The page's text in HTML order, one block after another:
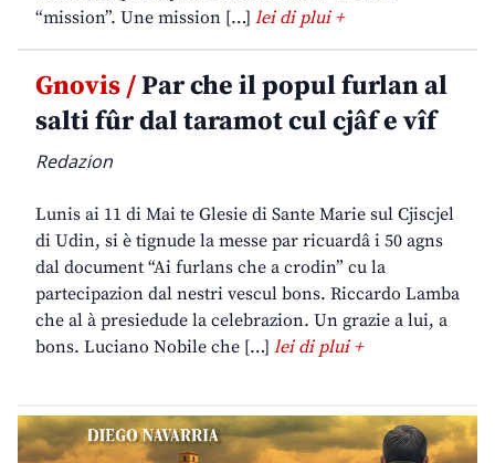
“mission”. Une mission […] lei di plui +
Gnovis /Par che il popul furlan al
salti fûr dal taramot cul cjâf e vîf
Redazion
Lunis ai 11 di Mai te Glesie di Sante Marie sul Cjiscjel
di Udin, si è tignude la messe par ricuardâ i 50 agns
dal document “Ai furlans che a crodin” cu la
partecipazion dal nestri vescul bons. Riccardo Lamba
che al à presiedude la celebrazion. Un grazie a lui, a
bons. Luciano Nobile che […] lei di plui +